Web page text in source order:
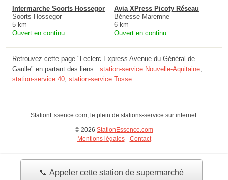
📞 Appeler cette station de supermarché
Intermarche Soorts Hossegor
Soorts-Hossegor
5 km
Ouvert en continu
Avia XPress Picoty Réseau
Bénesse-Maremne
6 km
Ouvert en continu
Retrouvez cette page "Leclerc Express Avenue du Général de
Gaulle" en partant des liens : station-service Nouvelle-Aquitaine
station-service 40 station-service Tosse
StationEssence.com, le plein de stations-service sur internet.
© 2026 StationEssence.com
Mentions légales- Contact